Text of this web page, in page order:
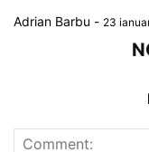
Adrian Barbu - 23